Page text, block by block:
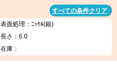
すべての条件クリア
表面処理：ﾆｯｹﾙ(銀)
長さ：6.0
在庫：